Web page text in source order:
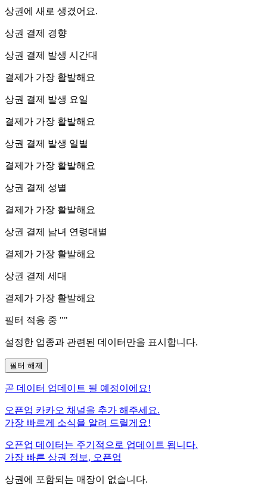
상권에 새로 생겼어요.
상권 결제 경향
상권 결제 발생 시간대
결제가 가장 활발해요
상권 결제 발생 요일
결제가 가장 활발해요
상권 결제 발생 일별
결제가 가장 활발해요
상권 결제 성별
결제가 가장 활발해요
상권 결제 남녀 연령대별
결제가 가장 활발해요
상권 결제 세대
결제가 가장 활발해요
필터 적용 중 ""
설정한 업종과 관련된 데이터만을 표시합니다.
필터 해제
곧 데이터 업데이트 될 예정이에요!
오픈업 카카오 채널을 추가 해주세요.
가장 빠르게 소식을 알려 드릴게요!
오픈업 데이터는 주기적으로 업데이트 됩니다.
가장 빠른 상권 정보, 오픈업
상권에 포함되는 매장이 없습니다.